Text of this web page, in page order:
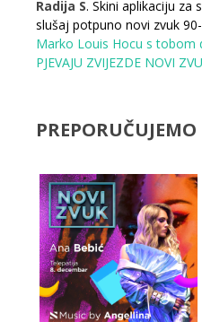
Radija S. Skini aplikaciju za
slušaj potpuno novi zvuk
Marko Louis Hocu s tobom
PJEVAJU ZVIJEZDE NOVI
PREPORUČUJEMO